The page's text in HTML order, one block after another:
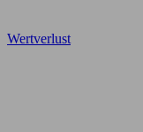
Wertverlust